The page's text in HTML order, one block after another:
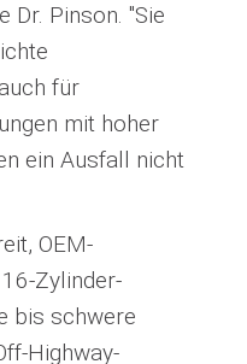
Dr. Pinson. "Sie
für
mit hoher
ein Ausfall nicht
OEM-
Zylinder-
bis schwere
Highway-